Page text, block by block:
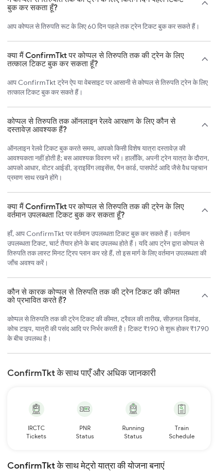
बुक कर सकता हूँ?
आप कोप्पल से तिरुपति रूट के लिए 60 दिन पहले तक ट्रेन टिकट बुक कर सकते हैं।
क्या मैं ConfirmTkt पर कोप्पल से तिरुपति तक की ट्रेन के लिए
तत्काल टिकट बुक कर सकता हूँ?
आप ConfirmTkt ट्रेन ऐप या वेबसाइट पर आसानी से कोप्पल से तिरुपति ट्रेन के लिए
तत्काल टिकट बुक कर सकते हैं।
कोप्पल से तिरुपति तक ऑनलाइन रेलवे आरक्षण के लिए कौन से
दस्तावेज़ आवश्यक हैं?
ऑनलाइन रेलवे टिकट बुक करते समय, आपको किसी विशेष यात्रा दस्तावेज़ की
आवश्यकता नहीं होती है; बस आवश्यक विवरण भरें। हालाँकि, अपनी ट्रेन यात्रा के दौरान,
आपको आधार, वोटर आईडी, ड्राइविंग लाइसेंस, पैन कार्ड, पासपोर्ट आदि जैसे वैध पहचान
प्रमाण साथ रखने होंगे।
क्या मैं ConfirmTkt पर कोप्पल से तिरुपति तक की ट्रेन के लिए
वर्तमान उपलब्धता टिकट बुक कर सकता हूँ?
हाँ, आप ConfirmTkt पर वर्तमान उपलब्धता टिकट बुक कर सकते हैं। वर्तमान
उपलब्धता टिकट, चार्ट तैयार होने के बाद उपलब्ध होते हैं। यदि आप ट्रेन द्वारा कोप्पल से
तिरुपति तक लास्ट मिनट ट्रिप प्लान कर रहे हैं, तो इस मार्ग के लिए वर्तमान उपलब्धता की
जाँच अवश्य करें।
कौन से कारक कोप्पल से तिरुपति तक की ट्रेन टिकट की कीमत
को प्रभावित करते हैं?
कोप्पल से तिरुपति तक की ट्रेन टिकट की कीमत, ट्रैवल की तारीख, सीज़नल डिमांड,
कोच टाइप, यात्री की पसंद आदि पर निर्भर करती है। टिकट ₹190 से शुरू होकर ₹1790
के बीच उपलब्ध है।
ConfirmTkt के साथ पाएँ और अधिक जानकारी
IRCTC
Tickets
PNR
Status
Running
Status
Train
Schedule
ConfirmTkt के साथ मेट्रो यात्रा की योजना बनाएं